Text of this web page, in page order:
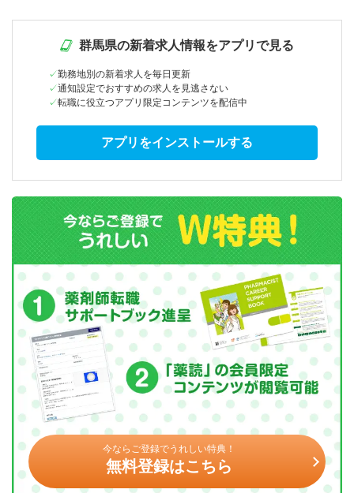
群馬県の新着求人情報をアプリで見る
勤務地別の新着求人を毎日更新
通知設定でおすすめの求人を見逃さない
転職に役立つアプリ限定コンテンツを配信中
アプリをインストールする
今ならご登録でうれしい特典！
無料登録はこちら